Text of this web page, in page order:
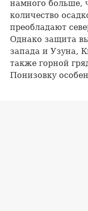
намного больше,
количество
преобладают
Однако защита
запада и Узуна,
также горной
Понизовку